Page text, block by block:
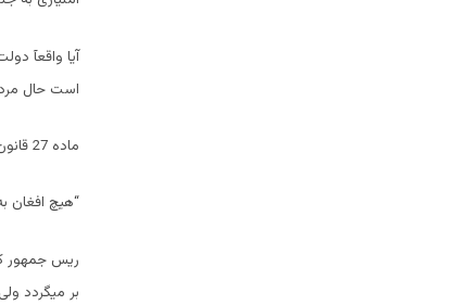
آیا واقعآ
است حال
ماده 27 قانون اساسی کشور بیان مینماید که:
“هیچ افغان
ریس جمهور
بر میگردد